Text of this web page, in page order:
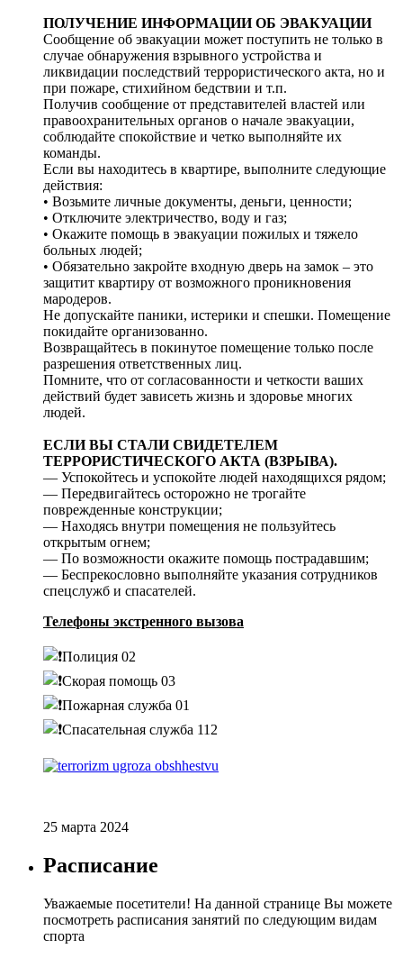
ПОЛУЧЕНИЕ ИНФОРМАЦИИ ОБ ЭВАКУАЦИИ
Сообщение об эвакуации может поступить не только в
случае обнаружения взрывного устройства и
ликвидации последствий террористического акта, но и
при пожаре, стихийном бедствии и т.п.
Получив сообщение от представителей властей или
правоохранительных органов о начале эвакуации,
соблюдайте спокойствие и четко выполняйте их
команды.
Если вы находитесь в квартире, выполните следующие
действия:
• Возьмите личные документы, деньги, ценности;
• Отключите электричество, воду и газ;
• Окажите помощь в эвакуации пожилых и тяжело
больных людей;
• Обязательно закройте входную дверь на замок – это
защитит квартиру от возможного проникновения
мародеров.
Не допускайте паники, истерики и спешки. Помещение
покидайте организованно.
Возвращайтесь в покинутое помещение только после
разрешения ответственных лиц.
Помните, что от согласованности и четкости ваших
действий будет зависеть жизнь и здоровье многих
людей.
ЕСЛИ ВЫ СТАЛИ СВИДЕТЕЛЕМ
ТЕРРОРИСТИЧЕСКОГО АКТА (ВЗРЫВА).
— Успокойтесь и успокойте людей находящихся рядом;
— Передвигайтесь осторожно не трогайте
поврежденные конструкции;
— Находясь внутри помещения не пользуйтесь
открытым огнем;
— По возможности окажите помощь пострадавшим;
— Беспрекословно выполняйте указания сотрудников
спецслужб и спасателей.
Телефоны экстренного вызова
Полиция 02
Скорая помощь 03
Пожарная служба 01
Спасательная служба 112
25 марта 2024
Расписание
Уважаемые посетители! На данной странице Вы можете
посмотреть расписания занятий по следующим видам
спорта